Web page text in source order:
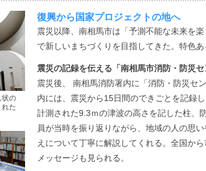
復興から国家プロジェクトの地へ
震災以降、南相馬市は「予測不能な未来を
で新しいまちづくりを目指してきた。特色あ
震災の記録を伝える「南相馬市消防・防災セ
震災後、 南相馬消防署内に「消防・防災セ
内には、震災から15日間のできごとを記録
計測された9.3ｍの津波の高さを記した柱、
員が当時を振り返りながら、地域の人の思
えについて丁寧に解説してくれる。全国か
メッセージも見られる。
状の
た